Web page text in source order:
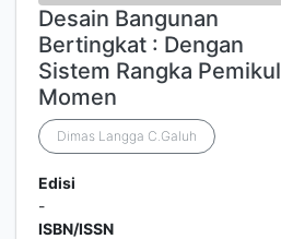
Desain Bangunan
Bertingkat : Dengan
Sistem Rangka Pemikul
Momen
Dimas Langga C.Galuh
Edisi
-
ISBN/ISSN